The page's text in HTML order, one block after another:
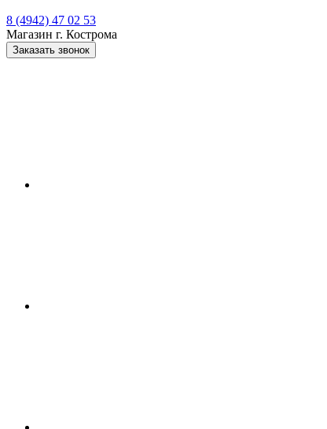
8 (4942) 47 02 53
Магазин г. Кострома
Заказать звонок